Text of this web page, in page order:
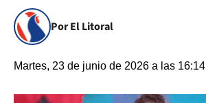
Por El Litoral
Martes, 23 de junio de 2026 a las 16:14